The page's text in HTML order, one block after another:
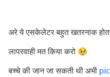
अरे ये एसकेलेटर बहुत खतरनाक
लापरवाही मत किया करो 🥺
बच्चे की जान जा सकती थी अभी